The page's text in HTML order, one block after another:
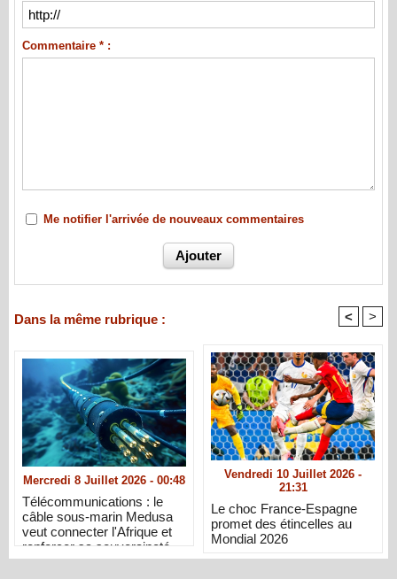
Commentaire * :
Me notifier l'arrivée de nouveaux commentaires
Dans la même rubrique : < >
Mercredi 8 Juillet 2026 - 00:48
Télécommunications : le
câble sous-marin Medusa
veut connecter l'Afrique et
renforcer sa souveraineté
numérique
Vendredi 10 Juillet 2026 -
21:31
Le choc France-Espagne
promet des étincelles au
Mondial 2026